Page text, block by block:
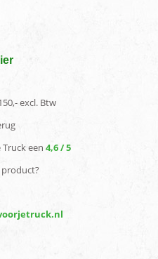
excl. Btw
een 4,6 / 5